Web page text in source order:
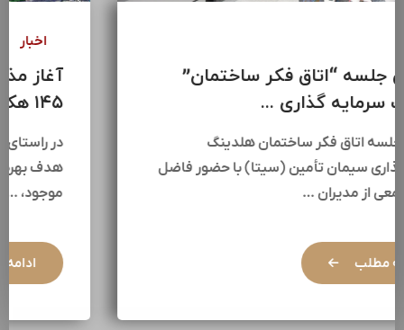
سومین جلسه “اتاق فکر ساختمان”
هلدینگ سرمایه گذاری ...
سومین جلسه اتاق فکر ساختمان هلدینگ
سرمایه‌گذاری سیمان تأمین (سیتا) با حضور فاضل
عبیات،جمعی از مدیران …
ادامه مطلب